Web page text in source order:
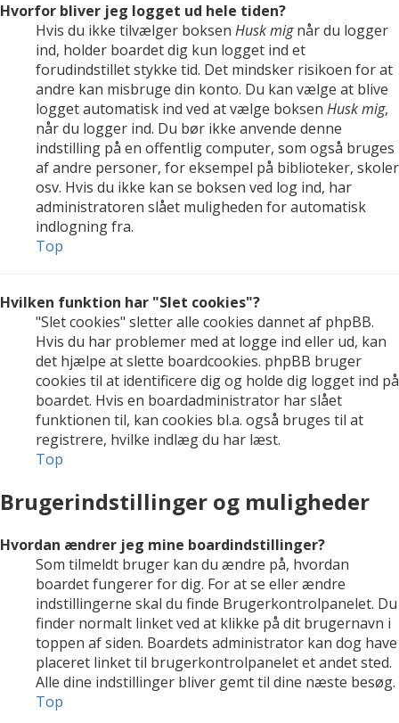
Hvorfor bliver jeg logget ud hele tiden?
Hvis du ikke tilvælger boksen Husk mignår du logger
ind, holder boardet dig kun logget ind et
forudindstillet stykke tid. Det mindsker risikoen for at
andre kan misbruge din konto. Du kan vælge at blive
logget automatisk ind ved at vælge boksen Husk mig,
når du logger ind. Du bør ikke anvende denne
indstilling på en offentlig computer, som også bruges
af andre personer, for eksempel på biblioteker, skoler
osv. Hvis du ikke kan se boksen ved log ind, har
administratoren slået muligheden for automatisk
indlogning fra.
Top
Hvilken funktion har "Slet cookies"?
"Slet cookies" sletter alle cookies dannet af phpBB.
Hvis du har problemer med at logge ind eller ud, kan
det hjælpe at slette boardcookies. phpBB bruger
cookies til at identificere dig og holde dig logget ind på
boardet. Hvis en boardadministrator har slået
funktionen til, kan cookies bl.a. også bruges til at
registrere, hvilke indlæg du har læst.
Top
Brugerindstillinger og muligheder
Hvordan ændrer jeg mine boardindstillinger?
Som tilmeldt bruger kan du ændre på, hvordan
boardet fungerer for dig. For at se eller ændre
indstillingerne skal du finde Brugerkontrolpanelet. Du
finder normalt linket ved at klikke på dit brugernavn i
toppen af siden. Boardets administrator kan dog have
placeret linket til brugerkontrolpanelet et andet sted.
Alle dine indstillinger bliver gemt til dine næste besøg.
Top